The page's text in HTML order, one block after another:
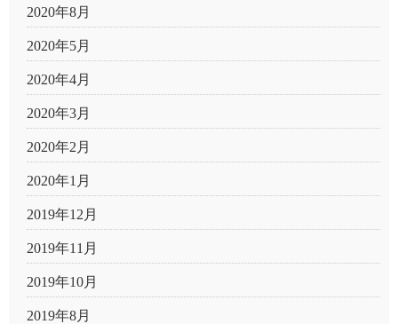
2020年8月
2020年5月
2020年4月
2020年3月
2020年2月
2020年1月
2019年12月
2019年11月
2019年10月
2019年8月